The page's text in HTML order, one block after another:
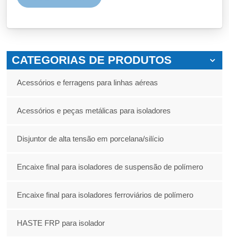
CATEGORIAS DE PRODUTOS
Acessórios e ferragens para linhas aéreas
Acessórios e peças metálicas para isoladores
Disjuntor de alta tensão em porcelana/silício
Encaixe final para isoladores de suspensão de polímero
Encaixe final para isoladores ferroviários de polímero
HASTE FRP para isolador